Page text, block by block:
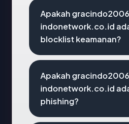
Apakah
indonetwork.co.id
blocklist keamanan?
Apakah
indonetwork.co.id
phishing?